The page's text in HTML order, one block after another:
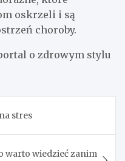
oskrzeli i są
choroby.
o zdrowym stylu
stres
warto wiedzieć zanim